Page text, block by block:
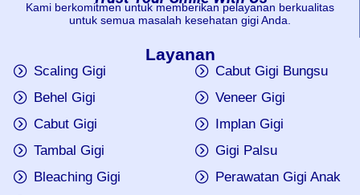
Kami berkomitmen untuk memberikan pelayanan berkualitas
untuk semua masalah kesehatan gigi Anda.
Layanan
Scaling Gigi
Behel Gigi
Cabut Gigi
Tambal Gigi
Bleaching Gigi
Cabut Gigi Bungsu
Veneer Gigi
Implan Gigi
Gigi Palsu
Perawatan Gigi Anak